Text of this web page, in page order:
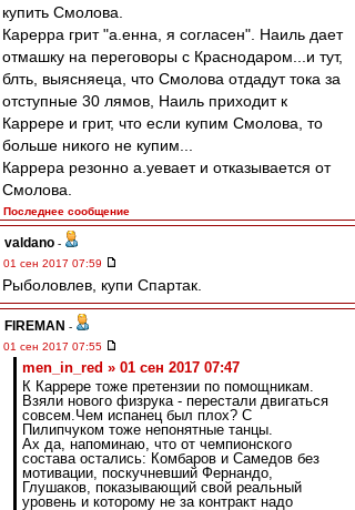
купить Смолова.
Карерра грит "а.енна, я согласен". Наиль дает
отмашку на переговоры с Краснодаром...и тут,
блть, выясняеца, что Смолова отдадут тока за
отступные 30 лямов, Наиль приходит к
Каррере и грит, что если купим Смолова, то
больше никого не купим...
Каррера резонно а.уевает и отказывается от
Смолова.
Последнее сообщение
valdano -
01 сен 2017 07:59
Рыболовлев, купи Спартак.
FIREMAN -
01 сен 2017 07:55
men_in_red » 01 сен 2017 07:47
К Каррере тоже претензии по помощникам.
Взяли нового физрука - перестали двигаться
совсем.Чем испанец был плох? С
Пилипчуком тоже непонятные танцы.
Ах да, напоминаю, что от чемпионского
состава остались: Комбаров и Самедов без
мотивации, поскучневший Фернандо,
Глушаков, показывающий свой реальный
уровень и которому не за контракт надо